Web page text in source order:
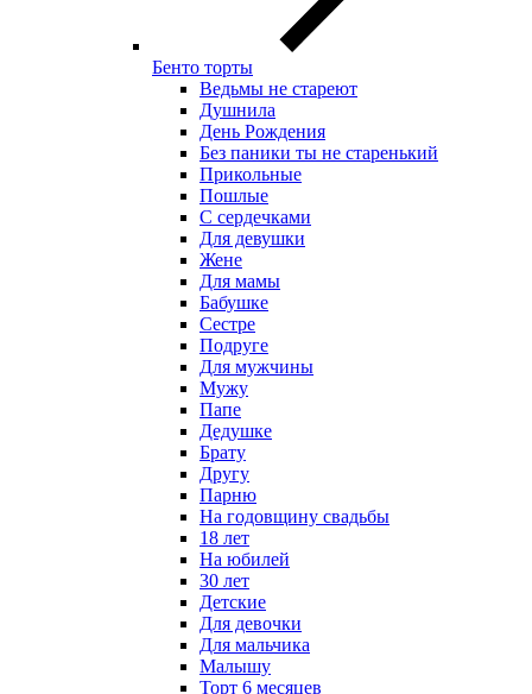
Бенто торты
Ведьмы не стареют
Душнила
День Рождения
Без паники ты не старенький
Прикольные
Пошлые
С сердечками
Для девушки
Жене
Для мамы
Бабушке
Сестре
Подруге
Для мужчины
Мужу
Папе
Дедушке
Брату
Другу
Парню
На годовщину свадьбы
18 лет
На юбилей
30 лет
Детские
Для девочки
Для мальчика
Малышу
Торт 6 месяцев